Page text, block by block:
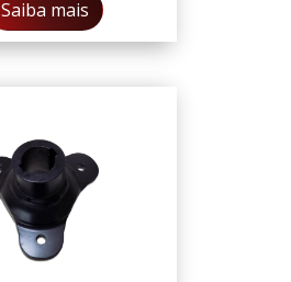
Saiba mais